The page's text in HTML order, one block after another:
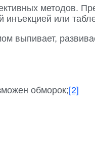
методов.
или
выпивает,
обморок;[2]